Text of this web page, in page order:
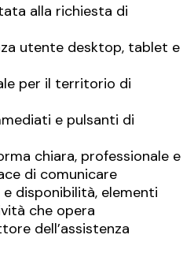
alla richiesta di
utente desktop, tablet e
per il territorio di
e pulsanti di
chiara, professionale e
di comunicare
disponibilità, elementi
che opera
dell’assistenza